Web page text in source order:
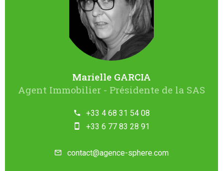
Marielle GARCIA
Agent Immobilier - Présidente de la SAS
+33 4 68 31 54 08
+33 6 77 83 28 91
contact@agence-sphere.com